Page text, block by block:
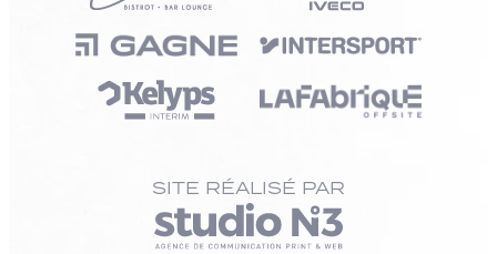
SITE RÉALISÉ PAR